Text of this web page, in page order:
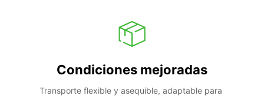
Condiciones mejoradas
Transporte flexible y asequible, adaptable para